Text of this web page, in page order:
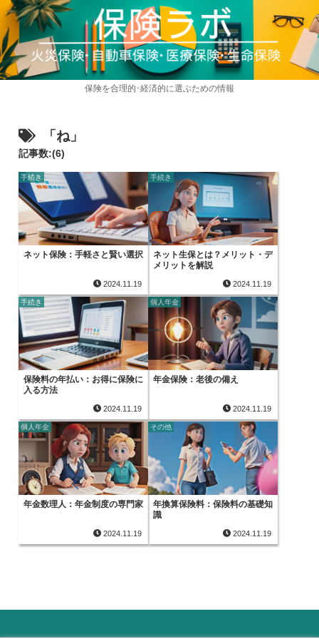
保険を合理的･経済的に選ぶための情報
「ね」
記事数:(6)
手続き
ネット保険：手軽さと賢い選択
2024.11.19
手続き
ネット生保とは？メリット・デ
メリットを解説
2024.11.19
手続き
保険料の年払い：お得に保険に
入る方法
2024.11.19
個人年金
年金保険：老後の備え
2024.11.19
個人年金
年金数理人：年金制度の専門家
2024.11.19
その他
年換算保険料：保険料の基礎知
識
2024.11.19